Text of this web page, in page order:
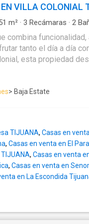
dos autos -
natural - Viviendas
y varilla Precio: $5,700,000 MXN
para quienes buscan
privacidad. EasyBroker
baño completo
natural. Tercer Nivel: Tercera
baño completo y una
o momentos de
VILLA COLONIAL
m² · 3 Recámaras · 2
combina
tanto el día a día
esta propiedad
terreno de 80.52 m²,
integración - 2 cajones
de la
garden, ideal para
- Mobiliario de
parcialmente
acondicionados
> Baja Estate
TIJUANA, Casas en
, Casas en venta en El
, Casas en venta
, Casas en venta en
en La Escondida